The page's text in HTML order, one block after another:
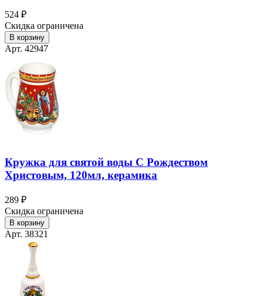
524 ₽
Скидка ограничена
В корзину
Арт. 42947
Кружка для святой воды С Рождеством
Христовым, 120мл, керамика
289 ₽
Скидка ограничена
В корзину
Арт. 38321